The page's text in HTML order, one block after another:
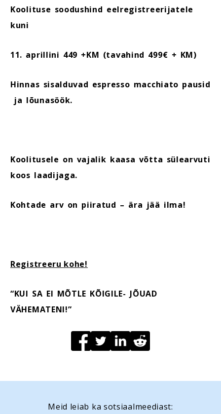
Koolituse soodushind eelregistreerijatele
kuni
11. aprillini 449 +KM (tavahind 499€ + KM)
Hinnas sisalduvad espresso macchiato pausid
ja lõunasöök.
Koolitusele on vajalik kaasa võtta sülearvuti
koos laadijaga.
Kohtade arv on piiratud – ära jää ilma!
Registreeru kohe!
“KUI SA EI MÕTLE KÕIGILE- JÕUAD
VÄHEMATENI!”
Meid leiab ka sotsiaalmeediast: